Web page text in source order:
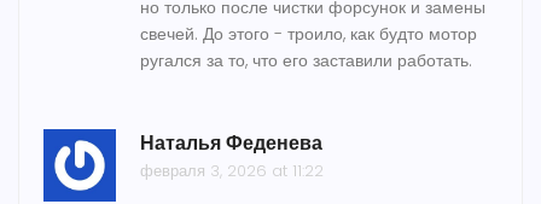
но только после чистки форсунок и замены
свечей. До этого - троило, как будто мотор
ругался за то, что его заставили работать.
Наталья Феденева
февраля 3, 2026 at 11:22